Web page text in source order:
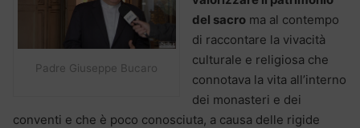
Padre Giuseppe Bucaro
del sacro ma al contempo
di raccontare la vivacità
culturale e religiosa che
connotava la vita all’interno
dei monasteri e dei
conventi e che è poco conosciuta, a causa delle rigide